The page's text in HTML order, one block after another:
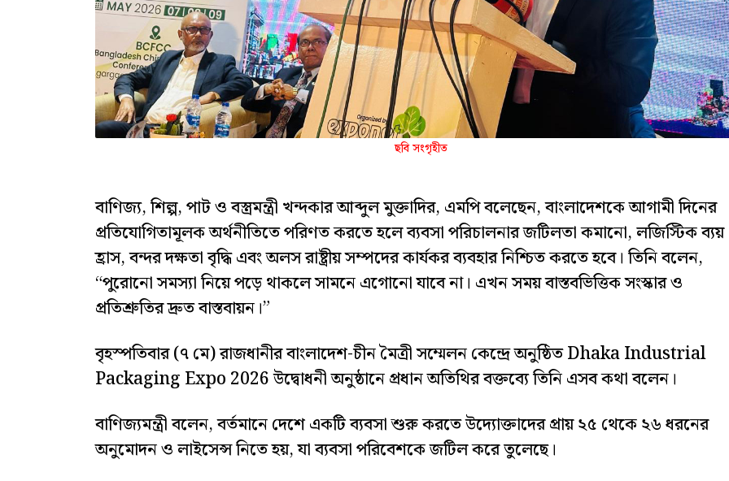
ছবি সংগৃহীত
বাণিজ্য, শিল্প, পাট ও বস্ত্রমন্ত্রী খন্দকার আব্দুল মুক্তাদির, এমপি বলেছেন, বাংলাদেশকে আগামী দিনের
প্রতিযোগিতামূলক অর্থনীতিতে পরিণত করতে হলে ব্যবসা পরিচালনার জটিলতা কমানো, লজিস্টিক ব্যয়
হ্রাস, বন্দর দক্ষতা বৃদ্ধি এবং অলস রাষ্ট্রীয় সম্পদের কার্যকর ব্যবহার নিশ্চিত করতে হবে। তিনি বলেন,
“পুরোনো সমস্যা নিয়ে পড়ে থাকলে সামনে এগোনো যাবে না। এখন সময় বাস্তবভিত্তিক সংস্কার ও
প্রতিশ্রুতির দ্রুত বাস্তবায়ন।”
বৃহস্পতিবার (৭ মে) রাজধানীর বাংলাদেশ-চীন মৈত্রী সম্মেলন কেন্দ্রে অনুষ্ঠিত Dhaka Industrial
Packaging Expo 2026 উদ্বোধনী অনুষ্ঠানে প্রধান অতিথির বক্তব্যে তিনি এসব কথা বলেন।
বাণিজ্যমন্ত্রী বলেন, বর্তমানে দেশে একটি ব্যবসা শুরু করতে উদ্যোক্তাদের প্রায় ২৫ থেকে ২৬ ধরনের
অনুমোদন ও লাইসেন্স নিতে হয়, যা ব্যবসা পরিবেশকে জটিল করে তুলেছে।